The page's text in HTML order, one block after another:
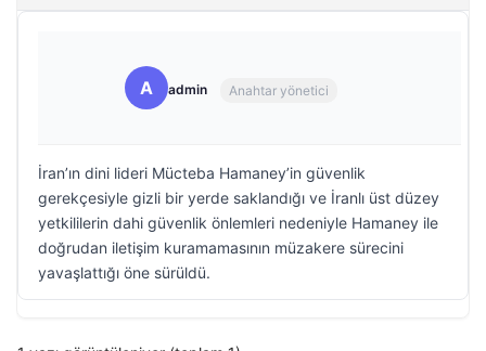
A admin Anahtar yönetici
İran’ın dini lideri Mücteba Hamaney’in güvenlik
gerekçesiyle gizli bir yerde saklandığı ve İranlı üst düzey
yetkililerin dahi güvenlik önlemleri nedeniyle Hamaney ile
doğrudan iletişim kuramamasının müzakere sürecini
yavaşlattığı öne sürüldü.